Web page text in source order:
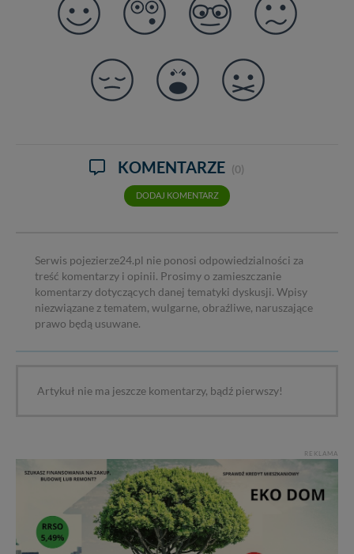
KOMENTARZE (0)
DODAJ KOMENTARZ
Serwis pojezierze24.pl nie ponosi odpowiedzialności za
treść komentarzy i opinii. Prosimy o zamieszczanie
komentarzy dotyczących danej tematyki dyskusji. Wpisy
niezwiązane z tematem, wulgarne, obraźliwe, naruszające
prawo będą usuwane.
Artykuł nie ma jeszcze komentarzy, bądź pierwszy!
REKLAMA